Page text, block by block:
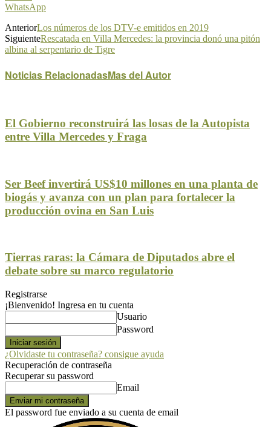
WhatsApp
AnteriorLos números de los DTV-e emitidos en 2019
SiguienteRescatada en Villa Mercedes: la provincia donó una pitón
albina al serpentario de Tigre
Noticias RelacionadasMas del Autor
El Gobierno reconstruirá las losas de la Autopista
entre Villa Mercedes y Fraga
Ser Beef invertirá US$10 millones en una planta de
biogás y avanza con un plan para fortalecer la
producción ovina en San Luis
Tierras raras: la Cámara de Diputados abre el
debate sobre su marco regulatorio
Registrarse
¡Bienvenido! Ingresa en tu cuenta
Usuario
Password
¿Olvidaste tu contraseña? consigue ayuda
Recuperación de contraseña
Recuperar su password
Email
El password fue enviado a su cuenta de email